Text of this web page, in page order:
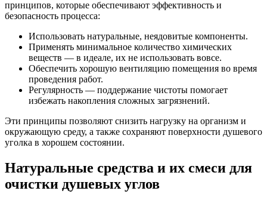
принципов, которые обеспечивают эффективность и
безопасность процесса:
Использовать натуральные, неядовитые компоненты.
Применять минимальное количество химических
веществ — в идеале, их не использовать вовсе.
Обеспечить хорошую вентиляцию помещения во время
проведения работ.
Регулярность — поддержание чистоты помогает
избежать накопления сложных загрязнений.
Эти принципы позволяют снизить нагрузку на организм и
окружающую среду, а также сохраняют поверхности душевого
уголка в хорошем состоянии.
Натуральные средства и их смеси для
очистки душевых углов